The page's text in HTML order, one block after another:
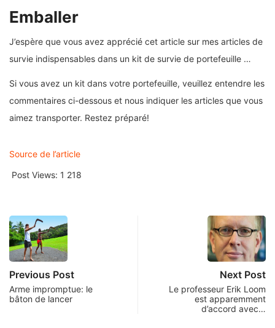
Emballer
J’espère que vous avez apprécié cet article sur mes articles de
survie indispensables dans un kit de survie de portefeuille …
Si vous avez un kit dans votre portefeuille, veuillez entendre les
commentaires ci-dessous et nous indiquer les articles que vous
aimez transporter. Restez préparé!
Source de l’article
Post Views: 1 218
Previous Post
Arme impromptue: le
bâton de lancer
Next Post
Le professeur Erik Loom
est apparemment
d’accord avec…